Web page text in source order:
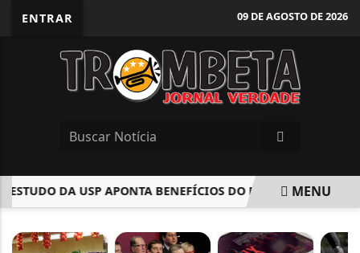
ENTRAR 09 DE AGOSTO DE 2026
DA USP APONTA BENEFÍCIOS DO PRATO MANIA
MENU